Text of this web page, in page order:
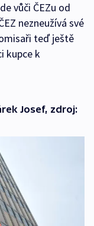
vůči ČEZu od
nezneužívá své
teď ještě
kupce k
Josef, zdroj: